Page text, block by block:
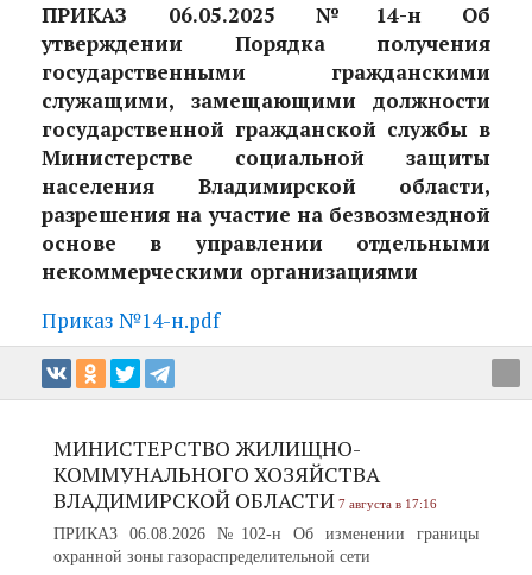
ПРИКАЗ 06.05.2025 №14-н Об
утверждении Порядка получения
государственными гражданскими
служащими, замещающими должности
государственной гражданской службы в
Министерстве социальной защиты
населения Владимирской области,
разрешения на участие на безвозмездной
основе в управлении отдельными
некоммерческими организациями
Приказ №14-н.pdf
МИНИСТЕРСТВО ЖИЛИЩНО-
КОММУНАЛЬНОГО ХОЗЯЙСТВА
ВЛАДИМИРСКОЙ ОБЛАСТИ 7 августа в 17:16
ПРИКАЗ 06.08.2026 №102-н Об изменении границы
охранной зоны газораспределительной сети